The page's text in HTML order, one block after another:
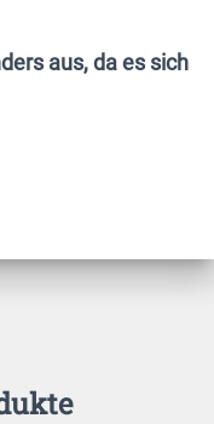
aus, da es sich